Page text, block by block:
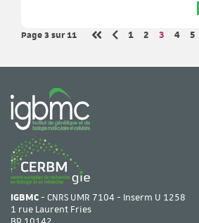
Page 3sur 11
Page
1 Page
2 Page
3 Page
4 5
IGBMC- CNRS UMR 7104 - Inserm U 1258
1 rue Laurent Fries